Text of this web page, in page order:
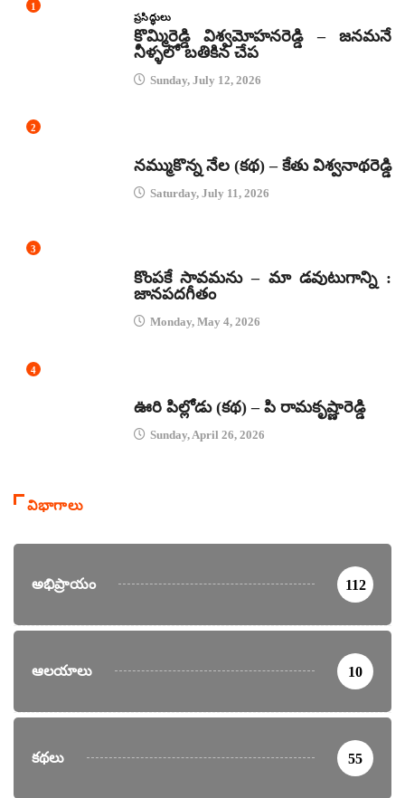
1
ప్రసిద్ధులు
కొమ్మిరెడ్డి విశ్వమోహనరెడ్డి – జనమనే
నీళ్ళలో బతికిన చేప
Sunday, July 12, 2026
2
నమ్ముకొన్న నేల (కథ) – కేతు విశ్వనాథరెడ్డి
Saturday, July 11, 2026
3
కొంపకే సావమను – మా డవుటుగాన్ని :
జానపదగీతం
Monday, May 4, 2026
4
ఊరి పిల్లోడు (కథ) – పి రామకృష్ణారెడ్డి
Sunday, April 26, 2026
విభాగాలు
అభిప్రాయం 112
ఆలయాలు 10
కథలు 55